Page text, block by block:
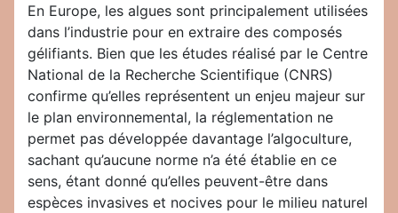
En Europe, les algues sont principalement utilisées
dans l’industrie pour en extraire des composés
gélifiants. Bien que les études réalisé par le Centre
National de la Recherche Scientifique (CNRS)
confirme qu’elles représentent un enjeu majeur sur
le plan environnemental, la réglementation ne
permet pas développée davantage l’algoculture,
sachant qu’aucune norme n’a été établie en ce
sens, étant donné qu’elles peuvent-être dans
espèces invasives et nocives pour le milieu naturel